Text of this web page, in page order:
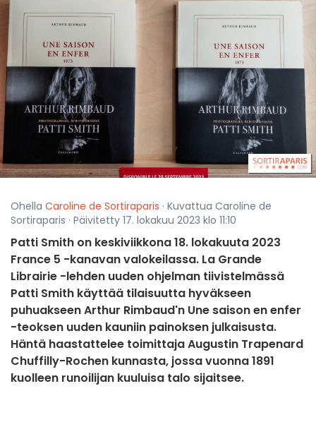
Ohella Caroline de Sortiraparis · Kuvattua Caroline de
Sortiraparis · Päivitetty 17. lokakuu 2023 klo 11:10
Patti Smith on keskiviikkona 18. lokakuuta 2023
France 5 -kanavan valokeilassa. La Grande
Librairie -lehden uuden ohjelman tiivistelmässä
Patti Smith käyttää tilaisuutta hyväkseen
puhuakseen Arthur Rimbaud'n Une saison en enfer
-teoksen uuden kauniin painoksen julkaisusta.
Häntä haastattelee toimittaja Augustin Trapenard
Chuffilly-Rochen kunnasta, jossa vuonna 1891
kuolleen runoilijan kuuluisa talo sijaitsee.